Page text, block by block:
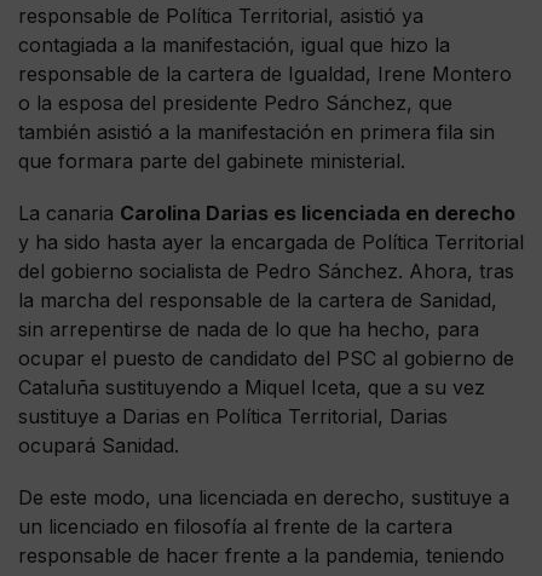
responsable de Política Territorial, asistió ya
contagiada a la manifestación, igual que hizo la
responsable de la cartera de Igualdad, Irene Montero
o la esposa del presidente Pedro Sánchez, que
también asistió a la manifestación en primera fila sin
que formara parte del gabinete ministerial.
La canaria Carolina Darias es licenciada en derecho
y ha sido hasta ayer la encargada de Política Territorial
del gobierno socialista de Pedro Sánchez. Ahora, tras
la marcha del responsable de la cartera de Sanidad,
sin arrepentirse de nada de lo que ha hecho, para
ocupar el puesto de candidato del PSC al gobierno de
Cataluña sustituyendo a Miquel Iceta, que a su vez
sustituye a Darias en Política Territorial, Darias
ocupará Sanidad.
De este modo, una licenciada en derecho, sustituye a
un licenciado en filosofía al frente de la cartera
responsable de hacer frente a la pandemia, teniendo